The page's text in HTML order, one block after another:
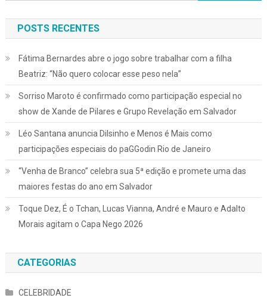
POSTS RECENTES
Fátima Bernardes abre o jogo sobre trabalhar com a filha
Beatriz: “Não quero colocar esse peso nela”
Sorriso Maroto é confirmado como participação especial no
show de Xande de Pilares e Grupo Revelação em Salvador
Léo Santana anuncia Dilsinho e Menos é Mais como
participações especiais do paGGodin Rio de Janeiro
“Venha de Branco” celebra sua 5ª edição e promete uma das
maiores festas do ano em Salvador
Toque Dez, É o Tchan, Lucas Vianna, André e Mauro e Adalto
Morais agitam o Capa Nego 2026
CATEGORIAS
CELEBRIDADE